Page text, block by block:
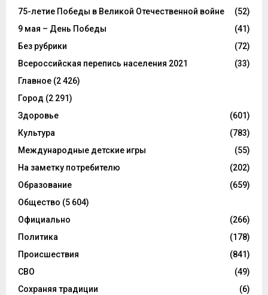
75-летие Победы в Великой Отечественной войне
(52)
9 мая – День Победы
(41)
Без рубрики
(72)
Всероссийская перепись населения 2021
(33)
Главное (2 426)
Город (2 291)
Здоровье
(601)
Культура
(783)
Международные детские игры
(55)
На заметку потребителю
(202)
Образование
(659)
Общество (5 604)
Официально
(266)
Политика
(178)
Происшествия
(841)
СВО
(49)
Сохраняя традиции
(6)